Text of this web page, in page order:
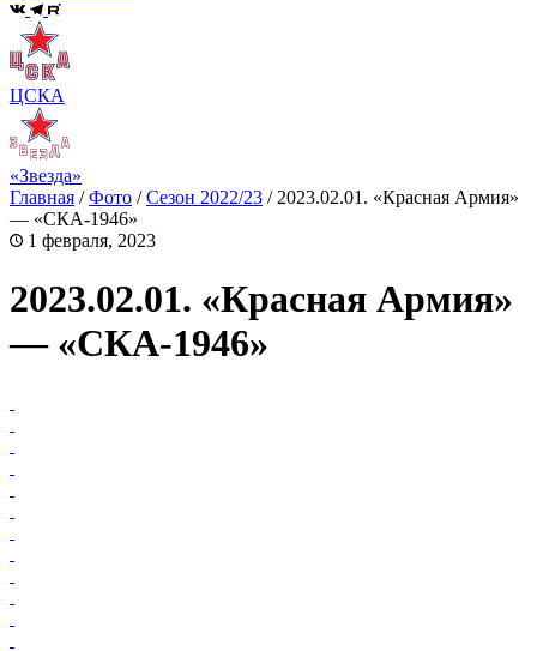
ЦСКА
«Звезда»
Главная /Фото /Сезон 2022/23 / 2023.02.01. «Красная Армия»
— «СКА-1946»
1 февраля, 2023
2023.02.01. «Красная Армия»
— «СКА-1946»